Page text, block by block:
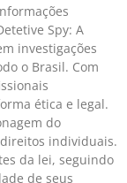
Spy: A
investigações
o Brasil. Com
ética e legal.
do
individuais.
da lei, seguindo
de seus